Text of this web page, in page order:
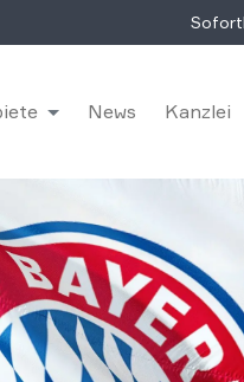
News Kanzlei